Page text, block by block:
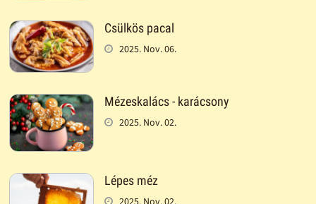
Csülkös pacal
2025. Nov. 06.
Mézeskalács - karácsony
2025. Nov. 02.
Lépes méz
2025. Nov. 02.